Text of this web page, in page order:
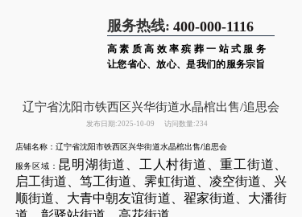
服务热线: 400-000-1116
高素质高效率殡葬一站式服务
让您省心、放心、是我们的服务宗旨
辽宁省沈阳市铁西区兴华街道水晶棺出售/追思会
发布日期:2025-10-09 访问数量:234
店铺名称：辽宁省沈阳市铁西区兴华街道水晶棺出售/追思会
服务区域： 昆明湖街道、工人村街道、重工街道、
启工街道、笃工街道、霁虹街道、凌空街道、兴
顺街道、大青中朝友谊街道、翟家街道、大潘街